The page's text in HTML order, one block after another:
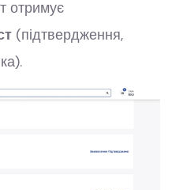
отримує
(підтвердження,